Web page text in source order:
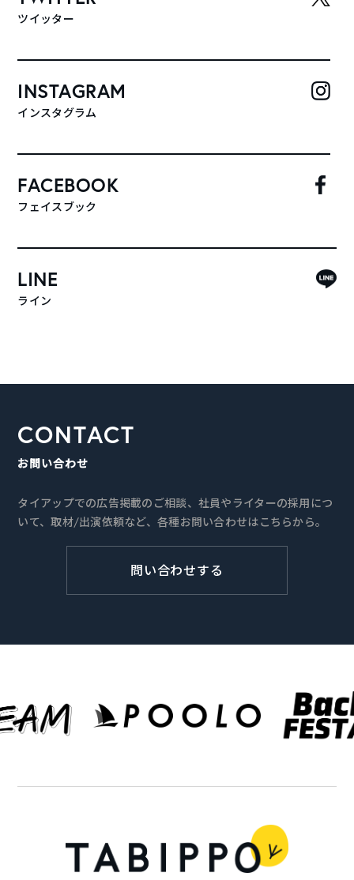
ツイッター
INSTAGRAM
インスタグラム
FACEBOOK
フェイスブック
LINE
ライン
CONTACT
お問い合わせ
タイアップでの広告掲載のご相談、社員やライターの採用につ
いて、取材/出演依頼など、各種お問い合わせはこちらから。
問い合わせする